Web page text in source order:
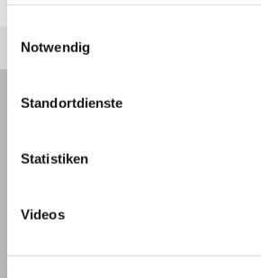
Notwendig
Standortdienste
Statistiken
Videos